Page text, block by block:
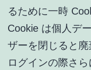
るために一時
Cookie は個人デ
ザーを閉じると廃
ログインの際さ